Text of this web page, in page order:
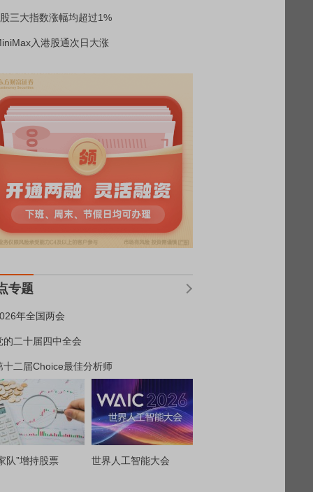
三大指数涨幅均超过1%
入港股通次日大涨
专题
年全国两会
的二十届四中全会
十二届Choice最佳分析师
队”增持股票 世界人工智能大会